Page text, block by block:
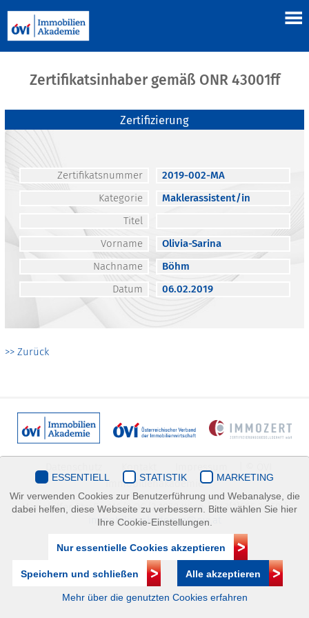
Zertifikatsinhaber gemäß ONR 43001ff
Zertifizierung
Zertifikatsnummer
2019-002-MA
Kategorie
Maklerassistent/in
Titel
Vorname
Olivia-Sarina
Nachname
Böhm
Datum
06.02.2019
>> Zurück
Immobilienakademie
Mariahilfer Straße 116/2.OG/2 1070 Wien | +43(1)505 32 50 |
immobilienakademie@ovi.at
ESSENTIELL STATISTIK
MARKETING
Wir verwenden Cookies zur Benutzerführung und Webanalyse, die
dabei helfen, diese Webseite zu verbessern. Bitte wählen Sie hier
Ihre Cookie-Einstellungen.
Nur essentielle Cookies akzeptieren
Speichern und schließen Alle akzeptieren
Mehr über die genutzten Cookies erfahren